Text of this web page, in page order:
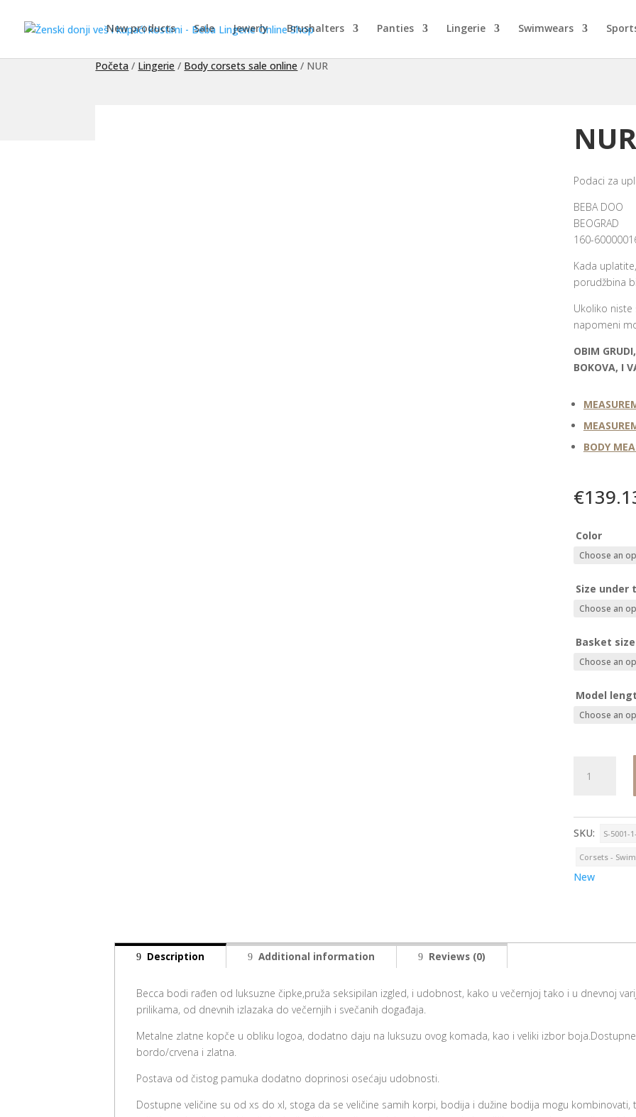
New products Sale Jewerly Brushalters Panties Lingerie Swimwears
Početa / Lingerie / Body corsets sale online / NUR
NUR
Podaci za
BEBA DOO
BEOGRAD
160-
Kada
porudžbina
Ukoliko niste
napomeni
OBIM
BOKOVA, I
BODY
€
Color
Size under
Basket size
Model
quantity
SKU: S-5001-
Corsets -
New
Description Additional information Reviews (0)
Becca bodi rađen od luksuzne čipke,pruža seksipilan izgled, i udobnost, kako u večernjoj tako i u dnevnoj
prilikama, od dnevnih izlazaka do večernjih i svečanih događaja.
Metalne zlatne kopče u obliku logoa, dodatno daju na luksuzu ovog komada, kao i veliki izbor
bordo/crvena i zlatna.
Postava od čistog pamuka dodatno doprinosi osećaju udobnosti.
Dostupne veličine su od xs do xl, stoga da se veličine samih korpi, bodija i dužine bodija mogu